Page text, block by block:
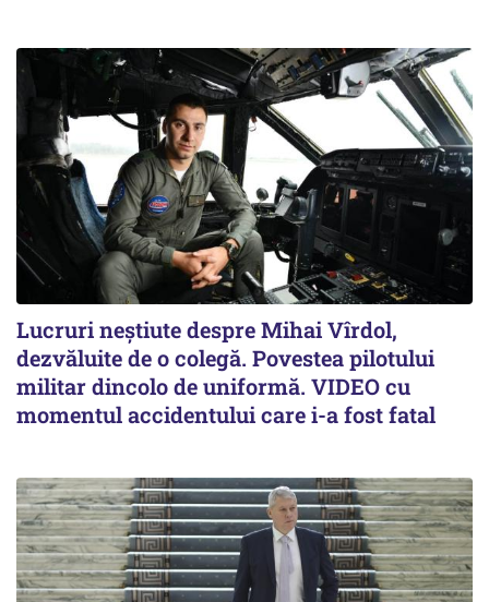
Lucruri neștiute despre Mihai Vîrdol,
dezvăluite de o colegă. Povestea pilotului
militar dincolo de uniformă. VIDEO cu
momentul accidentului care i-a fost fatal